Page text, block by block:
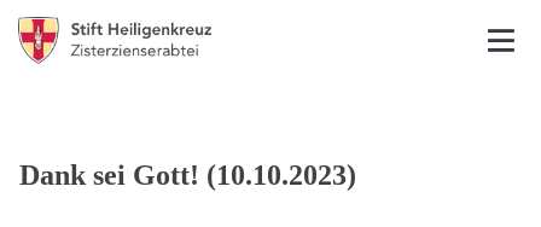
Dank sei Gott! (10.10.2023)